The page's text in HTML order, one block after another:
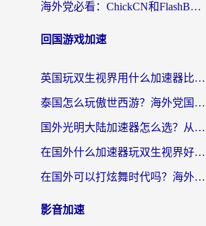
海外党必看：ChickCN和FlashBack好用吗？3招教你选对回国加速器（附云极、HomeCN、斧牛vs艾果对比）
回国游戏加速
英国玩双生视界用什么加速器比较好？海外党亲测有效的国服游戏加速方案
泰国怎么玩傲世西游？海外党国服游戏加速终极攻略（附光明大陆量子特攻实测）
国外光明大陆加速器怎么选？从卡顿到丝滑的终极指南（含德国玩走开外星人墨西哥玩俄罗斯方块技巧）
在国外什么加速器玩双生视界好用？海外党亲测不踩坑的终极指南
在国外可以打炫舞时代吗？海外玩家国服游戏加速全攻略（附实测推荐）
影音加速